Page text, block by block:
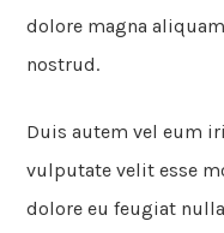
dolore magna
nostrud.
Duis autem vel eum
vulputate velit esse
dolore eu feugiat